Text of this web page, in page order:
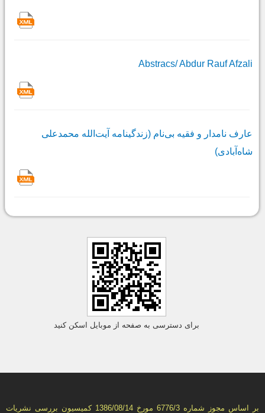
Abstracs/ Abdur Rauf Afzali
عارف نامدار و فقیه بى‌نام (زندگینامه آیت‌الله محمدعلی
شاه‌آبادی)
برای دسترسی به صفحه از موبایل اسکن کنید
بر اساس مجوز شماره 6776/3 مورخ 1386/08/14 كمیسیون بررسى نشریات